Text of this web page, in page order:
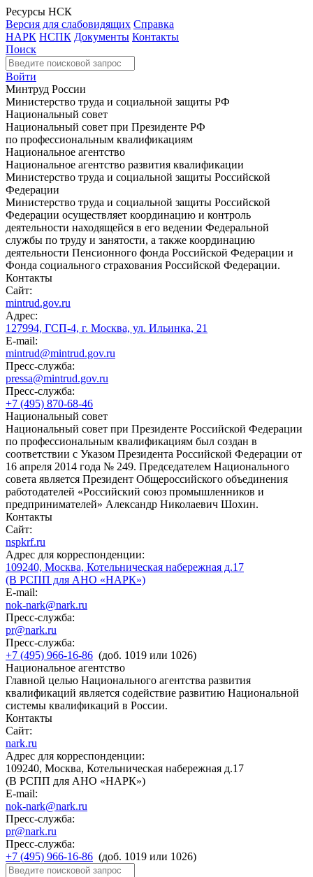
Ресурсы НСК
Версия для слабовидящих Справка
НАРК НСПК Документы Контакты
Поиск
Войти
Минтруд России
Министерство труда и социальной защиты РФ
Национальный совет
Национальный совет при Президенте РФ
по профессиональным квалификациям
Национальное агентство
Национальное агентство развития квалификации
Министерство труда и социальной защиты Российской
Федерации
Министерство труда и социальной защиты Российской
Федерации осуществляет координацию и контроль
деятельности находящейся в его ведении Федеральной
службы по труду и занятости, а также координацию
деятельности Пенсионного фонда Российской Федерации и
Фонда социального страхования Российской Федерации.
Контакты
Сайт:
mintrud.gov.ru
Адрес:
127994, ГСП-4, г. Москва, ул. Ильинка, 21
E-mail:
mintrud@mintrud.gov.ru
Пресс-служба:
pressa@mintrud.gov.ru
Пресс-служба:
+7 (495) 870-68-46
Национальный совет
Национальный совет при Президенте Российской Федерации
по профессиональным квалификациям был создан в
соответствии с Указом Президента Российской Федерации от
16 апреля 2014 года № 249. Председателем Национального
совета является Президент Общероссийского объединения
работодателей «Российский союз промышленников и
предпринимателей» Александр Николаевич Шохин.
Контакты
Сайт:
nspkrf.ru
Адрес для корреспонденции:
109240, Москва, Котельническая набережная д.17
(В РСПП для АНО «НАРК»)
E-mail:
nok-nark@nark.ru
Пресс-служба:
pr@nark.ru
Пресс-служба:
+7 (495) 966-16-86 (доб. 1019 или 1026)
Национальное агентство
Главной целью Национального агентства развития
квалификаций является содействие развитию Национальной
системы квалификаций в России.
Контакты
Сайт:
nark.ru
Адрес для корреспонденции:
109240, Москва, Котельническая набережная д.17
(В РСПП для АНО «НАРК»)
E-mail:
nok-nark@nark.ru
Пресс-служба:
pr@nark.ru
Пресс-служба:
+7 (495) 966-16-86 (доб. 1019 или 1026)